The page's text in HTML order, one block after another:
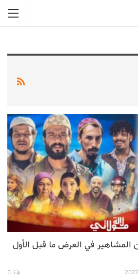
المشاهير في العرض ما قبل الأول